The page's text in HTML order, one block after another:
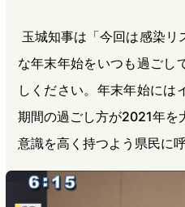
玉城知事は「今回は感染
な年末年始をいつも過ごし
しください。年末年始には
期間の過ごし方が2021年を
意識を高く持つよう県民に